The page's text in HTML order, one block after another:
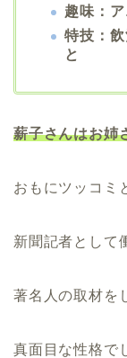
趣味：
特技：
と
薪子さんはお姉
おもにツッコミ
新聞記者として
著名人の取材を
真面目な性格で